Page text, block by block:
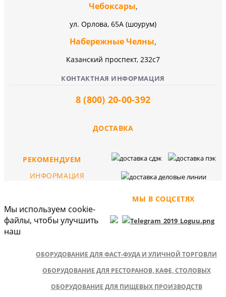
Чебоксары,
ул. Орлова, 65А (шоурум)
Набережные Челны,
Казанский проспект, 232c7
КОНТАКТНАЯ ИНФОРМАЦИЯ
8 (800) 20-00-392
ДОСТАВКА
МЫ В СОЦСЕТЯХ
РЕКОМЕНДУЕМ
ОБОРУДОВАНИЕ ДЛЯ ФАСТ-ФУДА И УЛИЧНОЙ ТОРГОВЛИ
ОБОРУДОВАНИЕ ДЛЯ РЕСТОРАНОВ, КАФЕ, СТОЛОВЫХ
ОБОРУДОВАНИЕ ДЛЯ ПИЩЕВЫХ ПРОИЗВОДСТВ
ИНФОРМАЦИЯ
Мы используем cookie-
файлы, чтобы улучшить
наш